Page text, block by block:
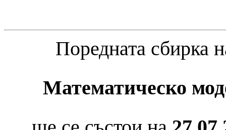
Поредната сбирка
Математическо